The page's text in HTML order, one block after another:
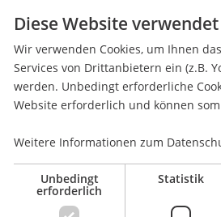
vor Ort
Informationen zum
geben dir Einblicke in
beantworten all deine
Campus
durch die
und Management,
und Bewerbung
Diese Website
Wir verwenden Cookies, um Ihnen
Services von Drittanbietern ein (z.B.
werden. Unbedingt erforderliche
Website erforderlich und können
Weitere Informationen zum
Unbedingt
erforderlich
Statistik